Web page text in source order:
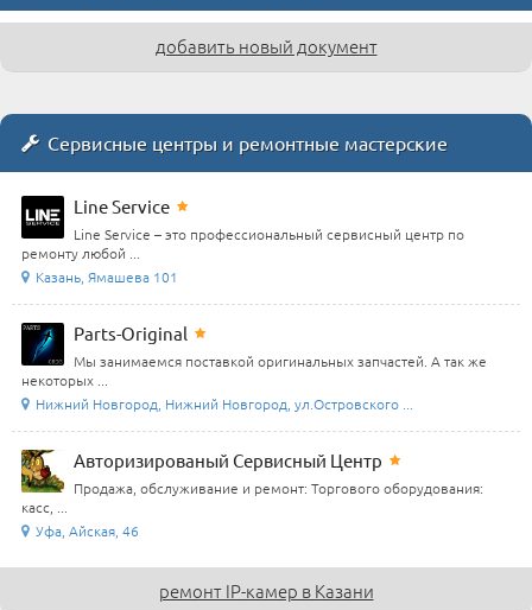
добавить новый документ
Сервисные центры и ремонтные мастерские
Line Service
Line Service – это профессиональный сервисный центр по
ремонту любой ...
Казань, Ямашева 101
Parts-Original
Мы занимаемся поставкой оригинальных запчастей. А так же
некоторых ...
Нижний Новгород, Нижний Новгород, ул.Островского ...
Авторизированый Сервисный Центр
Продажа, обслуживание и ремонт: Торгового оборудования:
касс, ...
Уфа, Айская, 46
ремонт IP-камер в Казани